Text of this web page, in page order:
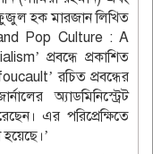
হক মারজান লিখিত
Pop Culture : A
প্রবন্ধে প্রকাশিত
রচিত প্রবন্ধের
অ্যাডমিনিস্ট্রেট
এর পরিপ্রেক্ষিতে